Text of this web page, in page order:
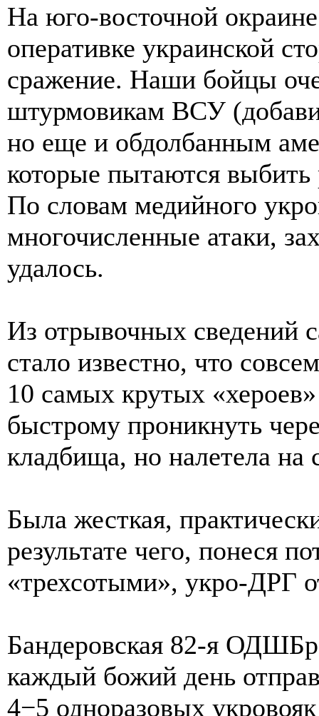
На юго-восточной
оперативке украинской
сражение. Наши бойцы
штурмовикам ВСУ
но еще и обдолбанным
которые пытаются
По словам медийного
многочисленные атаки,
удалось.
Из отрывочных сведений
стало известно, что
10 самых крутых
быстрому проникнуть
кладбища, но налетела
Была жесткая,
результате чего, понеся
«трехсотыми», укро-ДРГ
Бандеровская 82-я
каждый божий день
4−5 одноразовых